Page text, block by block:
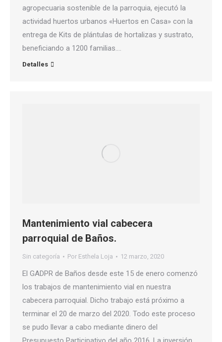
agropecuaria sostenible de la parroquia, ejecutó la
actividad huertos urbanos «Huertos en Casa» con la
entrega de Kits de plántulas de hortalizas y sustrato,
beneficiando a 1200 familias.…
Detalles
Mantenimiento vial cabecera
parroquial de Baños.
Sin categoría Por Esthela Loja 12 marzo, 2020
El GADPR de Baños desde este 15 de enero comenzó
los trabajos de mantenimiento vial en nuestra
cabecera parroquial. Dicho trabajo está próximo a
terminar el 20 de marzo del 2020. Todo este proceso
se pudo llevar a cabo mediante dinero del